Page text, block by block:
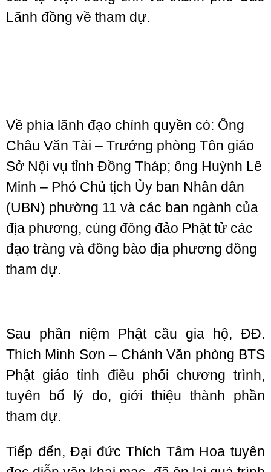
Lãnh đồng về tham dự.
Về phía lãnh đạo chính quyền có: Ông
Châu Văn Tài – Trưởng phòng Tôn giáo
Sở Nội vụ tỉnh Đồng Tháp; ông Huỳnh Lê
Minh – Phó Chủ tịch Ủy ban Nhân dân
(UBN) phường 11 và các ban ngành của
địa phương, cùng đông đảo Phật tử các
đạo tràng và đồng bào địa phương đồng
tham dự.
Sau phần niệm Phật cầu gia hộ, ĐĐ.
Thích Minh Sơn – Chánh Văn phòng BTS
Phật giáo tỉnh điều phối chương trình,
tuyên bố lý do, giới thiệu thành phần
tham dự.
Tiếp đến, Đại đức Thích Tâm Hoa tuyên